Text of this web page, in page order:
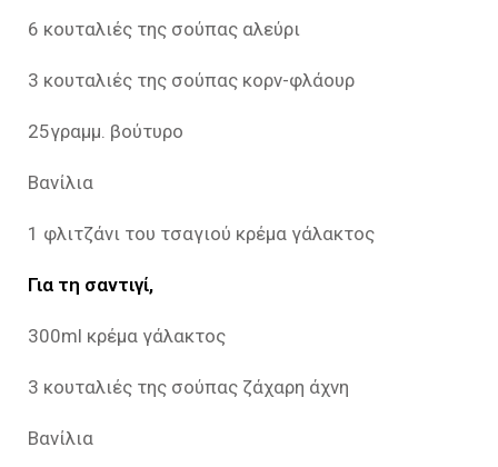
6 κουταλιές της σούπας αλεύρι
3 κουταλιές της σούπας κορν-φλάουρ
25γραμμ. βούτυρο
Βανίλια
1 φλιτζάνι του τσαγιού κρέμα γάλακτος
Για τη σαντιγί,
300ml κρέμα γάλακτος
3 κουταλιές της σούπας ζάχαρη άχνη
Βανίλια